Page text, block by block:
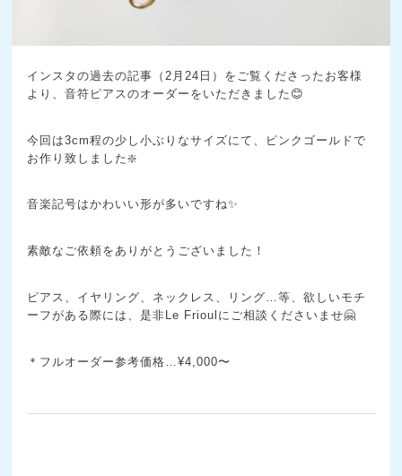
インスタの過去の記事（2月24日）をご覧くださったお客様
より、音符ピアスのオーダーをいただきました😊
今回は3cm程の少し小ぶりなサイズにて、ピンクゴールドで
お作り致しました❇️
音楽記号はかわいい形が多いですね✨
素敵なご依頼をありがとうございました！
ピアス、イヤリング、ネックレス、リング…等、欲しいモチ
ーフがある際には、是非Le Frioulにご相談くださいませ🤗
＊フルオーダー参考価格…¥4,000〜